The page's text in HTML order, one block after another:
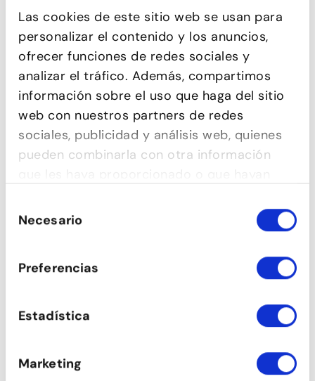
Las cookies de este sitio web se usan para
personalizar el contenido y los anuncios,
ofrecer funciones de redes sociales y
analizar el tráfico. Además, compartimos
información sobre el uso que haga del sitio
web con nuestros partners de redes
sociales, publicidad y análisis web, quienes
pueden combinarla con otra información
de sus servicios.
deNecesario
Preferencias
Estadística
Marketing